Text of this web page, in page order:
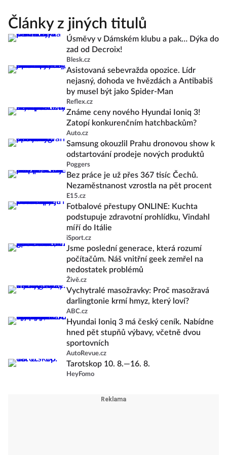
Články z jiných titulů
Úsměvy v Dámském klubu a pak… Dýka do
zad od Decroix!
Blesk.cz
Asistovaná sebevražda opozice. Lídr
nejasný, dohoda ve hvězdách a Antibabiš
by musel být jako Spider-Man
Reflex.cz
Známe ceny nového Hyundai Ioniq 3!
Zatopí konkurenčním hatchbackům?
Auto.cz
Samsung okouzlil Prahu dronovou show k
odstartování prodeje nových produktů
Poggers
Bez práce je už přes 367 tisíc Čechů.
Nezaměstnanost vzrostla na pět procent
E15.cz
Fotbalové přestupy ONLINE: Kuchta
podstupuje zdravotní prohlídku, Vindahl
míří do Itálie
iSport.cz
Jsme poslední generace, která rozumí
počítačům. Náš vnitřní geek zemřel na
nedostatek problémů
Živě.cz
Vychytralé masožravky: Proč masožravá
darlingtonie krmí hmyz, který loví?
ABC.cz
Hyundai Ioniq 3 má český ceník. Nabídne
hned pět stupňů výbavy, včetně dvou
sportovních
AutoRevue.cz
Tarotskop 10. 8.—16. 8.
HeyFomo